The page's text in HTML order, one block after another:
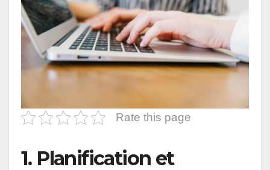
Rate this page
1. Planification et